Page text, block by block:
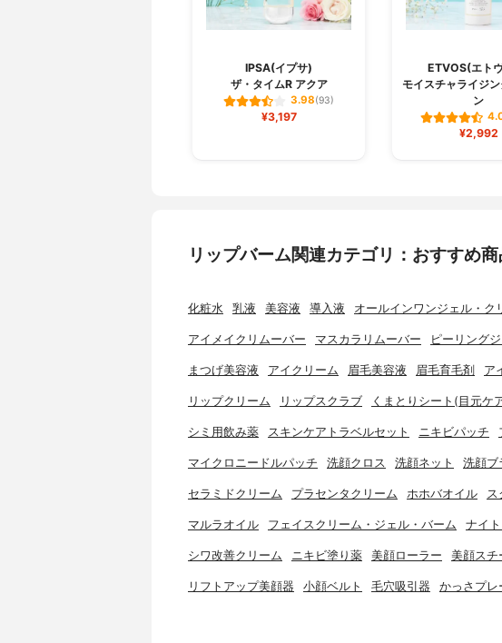
IPSA(イプサ)
ザ・タイムR アクア
3.98(93)
¥3,197
ETVOS(エト
モイスチャライジ
ン
¥2,992
リップバーム関連カテゴリ：おすすめ
化粧水 乳液 美容液 導入液 オールインワンジェル・ク
アイメイクリムーバー マスカラリムーバー ピーリング
まつげ美容液 アイクリーム 眉毛美容液 眉毛育毛剤 ア
リップクリーム リップスクラブ くまとりシート(目元ケ
シミ用飲み薬 スキンケアトラベルセット ニキビパッチ
マイクロニードルパッチ 洗顔クロス 洗顔ネット 洗顔ブ
セラミドクリーム プラセンタクリーム ホホバオイル
マルラオイル フェイスクリーム・ジェル・バーム ナイ
シワ改善クリーム ニキビ塗り薬 美顔ローラー 美顔スチ
リフトアップ美顔器 小顔ベルト 毛穴吸引器 かっさプレ